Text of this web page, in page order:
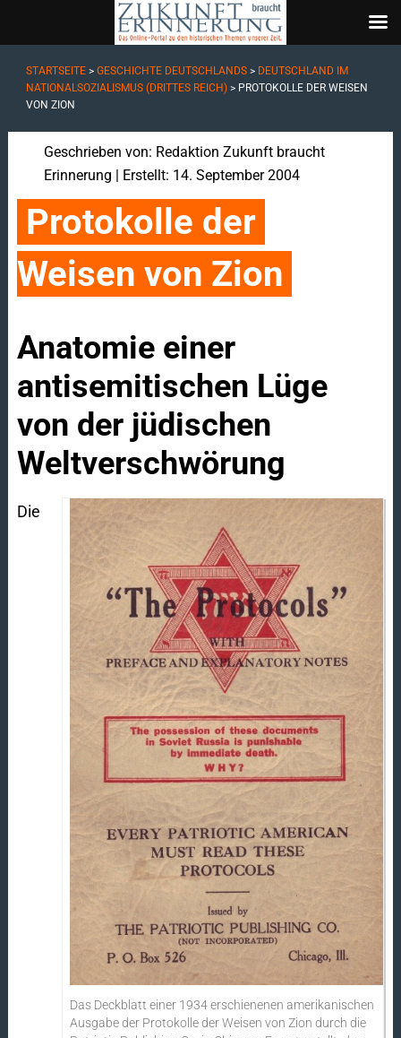
STARTSEITE> GESCHICHTE DEUTSCHLANDS> DEUTSCHLAND IM
NATIONALSOZIALISMUS (DRITTES REICH)> PROTOKOLLE DER WEISEN
VON ZION
Geschrieben von: Redaktion Zukunft braucht
Erinnerung | Erstellt: 14. September 2004
Protokolle der
Weisen von Zion
Anatomie einer
antisemitischen Lüge
von der jüdischen
Weltverschwörung
Das Deckblatt einer 1934 erschienenen amerikanischen
Ausgabe der Protokolle der Weisen von Zion durch die
Die